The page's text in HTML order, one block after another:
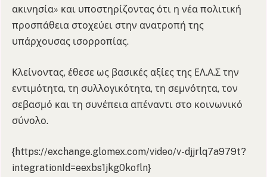
ακινησία» και υποστηρίζοντας ότι η νέα πολιτική
προσπάθεια στοχεύει στην ανατροπή της
υπάρχουσας ισορροπίας.
Κλείνοντας, έθεσε ως βασικές αξίες της ΕΛ.Α.Σ την
εντιμότητα, τη συλλογικότητα, τη σεμνότητα, τον
σεβασμό και τη συνέπεια απέναντι στο κοινωνικό
σύνολο.
{https://exchange.glomex.com/video/v-djjrlq7a979t?
integrationId=eexbs1jkg0kofln}